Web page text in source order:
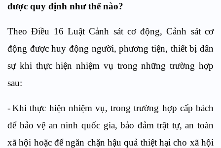
được quy định như thế nào?
Theo Điều 16 Luật Cảnh sát cơ động, Cảnh sát cơ
động được huy động người, phương tiện, thiết bị dân
sự khi thực hiện nhiệm vụ trong những trường hợp
sau:
- Khithực hiện nhiệm vụ, trong trường hợp cấp bách
để bảo vệ an ninh quốc gia, bảo đảm trật tự, an toàn
xã hội hoặc để ngăn chặn hậu quả thiệt hại cho xã hội